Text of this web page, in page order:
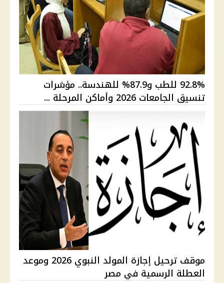
92.8% للطب و87.9% للهندسة.. مؤشرات
تنسيق الجامعات 2026 وأماكن المرحلة ...
موقف ترحيل إجازة المولد النبوي 2026 وموعد
العطلة الرسمية في مصر